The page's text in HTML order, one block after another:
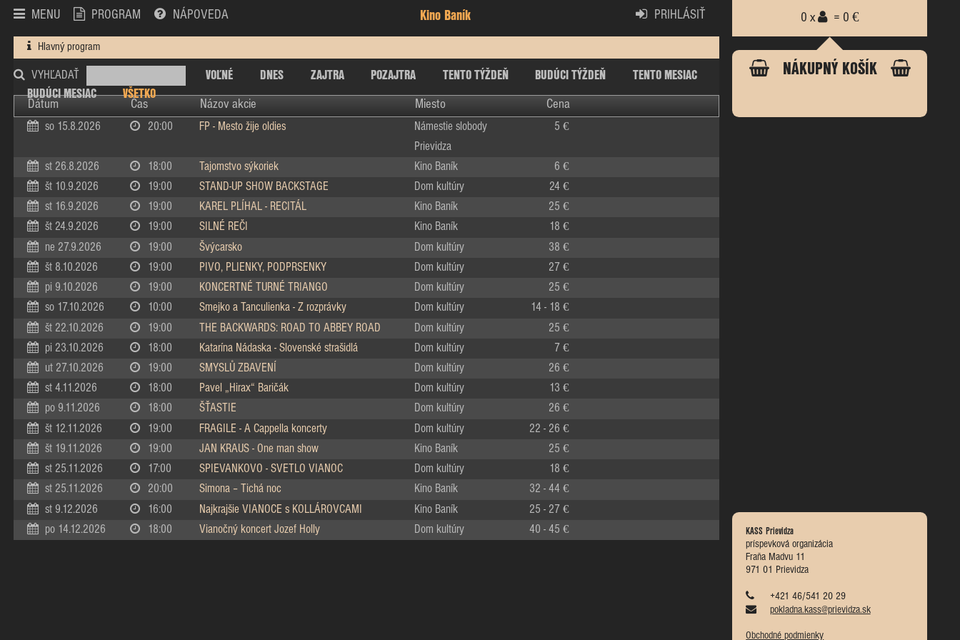
MENU PROGRAM NÁPOVEDA Kino Baník PRIHLÁSIŤ
Hlavný program
VYHĽADAŤ VOĽNÉ DNES ZAJTRA POZAJTRA TENTO TÝŽDEŇ BUDÚCI TÝŽDEŇ
TENTO MESIAC
BUDÚCI MESIAC
VŠETKO
Dátum Čas Názov akcie Miesto Cena
0 x = 0 €
NÁKUPNÝ KOŠÍK
KASS Prievidza
príspevková organizácia
Fraňa Madvu 11
971 01 Prievidza
+421 46/541 20 29
pokladna.kass@prievidza.sk
Obchodné podmienky
so 15.8.2026 20:00 FP - Mesto žije oldies
Námestie slobody
Prievidza
5 €
st 26.8.2026 18:00 Tajomstvo sýkoriek Kino Baník 6 €
št 10.9.2026 19:00 STAND-UP SHOW BACKSTAGE Dom kultúry 24 €
st 16.9.2026 19:00 KAREL PLÍHAL - RECITÁL Kino Baník 25 €
št 24.9.2026 19:00 SILNÉ REČI Kino Baník 18 €
ne 27.9.2026 19:00 Švýcarsko Dom kultúry 38 €
št 8.10.2026 19:00 PIVO, PLIENKY, PODPRSENKY Dom kultúry 27 €
pi 9.10.2026 19:00 KONCERTNÉ TURNÉ TRIANGO Dom kultúry 25 €
so 17.10.2026 10:00 Smejko a Tanculienka - Z rozprávky Dom kultúry 14 - 18 €
št 22.10.2026 19:00 THE BACKWARDS: ROAD TO ABBEY ROAD Dom kultúry 25 €
pi 23.10.2026 18:00 Katarína Nádaska - Slovenské strašidlá Dom kultúry 7 €
ut 27.10.2026 19:00 SMYSLŮ ZBAVENÍ Dom kultúry 26 €
st 4.11.2026 18:00 Pavel „Hirax“ Baričák Dom kultúry 13 €
po 9.11.2026 18:00 ŠŤASTIE Dom kultúry 26 €
št 12.11.2026 19:00 FRAGILE - A Cappella koncerty Dom kultúry 22 - 26 €
št 19.11.2026 19:00 JAN KRAUS - One man show Kino Baník 25 €
st 25.11.2026 17:00 SPIEVANKOVO - SVETLO VIANOC Dom kultúry 18 €
st 25.11.2026 20:00 Simona – Tichá noc Kino Baník 32 - 44 €
st 9.12.2026 16:00 Najkrajšie VIANOCE s KOLLÁROVCAMI Kino Baník 25 - 27 €
po 14.12.2026 18:00 Vianočný koncert Jozef Holly Dom kultúry 40 - 45 €